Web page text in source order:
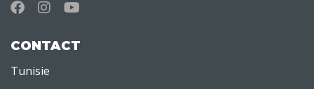
CONTACT
Tunisie